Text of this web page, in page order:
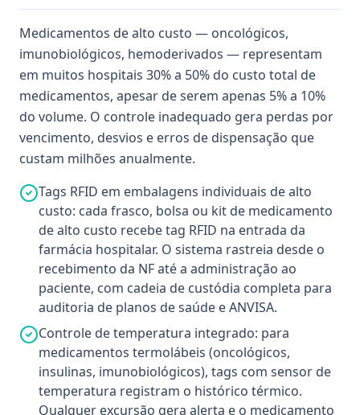
Medicamentos de alto custo — oncológicos,
imunobiológicos, hemoderivados — representam
em muitos hospitais 30% a 50% do custo total de
medicamentos, apesar de serem apenas 5% a 10%
do volume. O controle inadequado gera perdas por
vencimento, desvios e erros de dispensação que
custam milhões anualmente.
Tags RFID em embalagens individuais de alto
custo: cada frasco, bolsa ou kit de medicamento
de alto custo recebe tag RFID na entrada da
farmácia hospitalar. O sistema rastreia desde o
recebimento da NF até a administração ao
paciente, com cadeia de custódia completa para
auditoria de planos de saúde e ANVISA.
Controle de temperatura integrado: para
medicamentos termolábeis (oncológicos,
insulinas, imunobiológicos), tags com sensor de
temperatura registram o histórico térmico.
Qualquer excursão gera alerta e o medicamento